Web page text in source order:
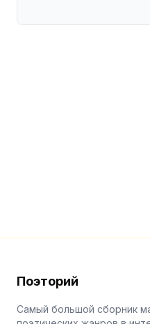
Поэторий
Самый большой сборник